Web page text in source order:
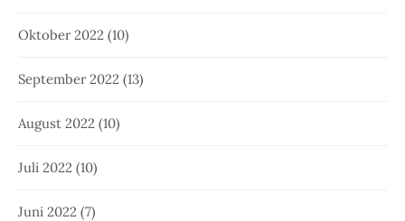
Oktober 2022 (10)
September 2022 (13)
August 2022 (10)
Juli 2022 (10)
Juni 2022 (7)